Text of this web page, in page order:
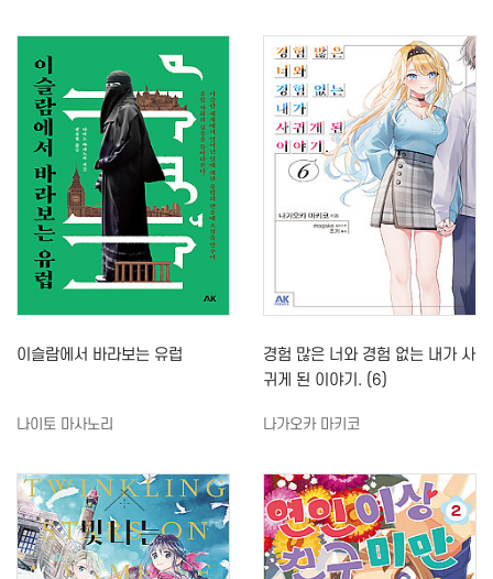
이슬람에서 바라보는 유럽
나이토 마사노리
경험 많은 너와 경험 없는 내가 사
귀게 된 이야기. (6)
나가오카 마키코